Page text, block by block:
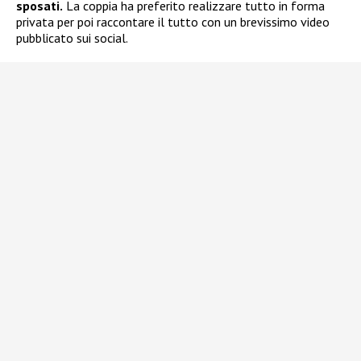
sposati. La coppia ha preferito realizzare tutto in forma
privata per poi raccontare il tutto con un brevissimo video
pubblicato sui social.